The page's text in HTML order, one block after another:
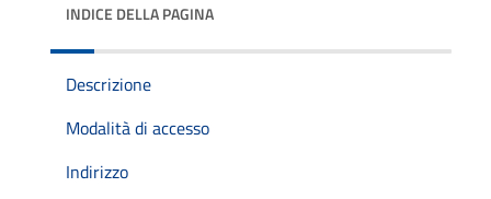
INDICE DELLA PAGINA
Descrizione
Modalità di accesso
Indirizzo